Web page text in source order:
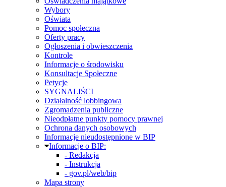
Wybory
Oświata
Pomoc społeczna
Oferty pracy
Ogłoszenia i obwieszczenia
Kontrole
Informacje o środowisku
Konsultacje Społeczne
Petycje
SYGNALIŚCI
Działalność lobbingowa
Zgromadzenia publiczne
Nieodpłatne punkty pomocy prawnej
Ochrona danych osobowych
Informacje nieudostępnione w BIP
Informacje o BIP:
- Redakcja
- Instrukcja
- gov.pl/web/bip
Mapa strony